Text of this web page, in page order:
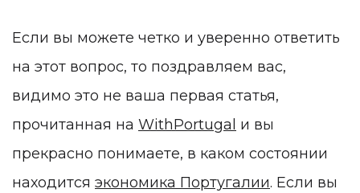
Если вы можете четко и уверенно ответить
на этот вопрос, то поздравляем вас,
видимо это не ваша первая статья,
прочитанная на WithPortugal и вы
прекрасно понимаете, в каком состоянии
находится экономика Португалии. Если вы